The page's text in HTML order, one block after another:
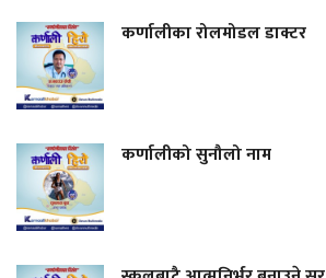
कर्णालीका रोलमोडल डाक्टर
कर्णालीको सुनौलो नाम